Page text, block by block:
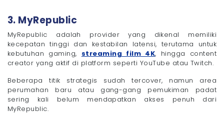
3. MyRepublic
MyRepublic adalah provider yang dikenal memiliki
kecepatan tinggi dan kestabilan latensi, terutama untuk
kebutuhan gaming, streaming film 4K, hingga content
creator yang aktif di platform seperti YouTube atau Twitch.
Beberapa titik strategis sudah tercover, namun area
perumahan baru atau gang-gang pemukiman padat
sering kali belum mendapatkan akses penuh dari
MyRepublic.